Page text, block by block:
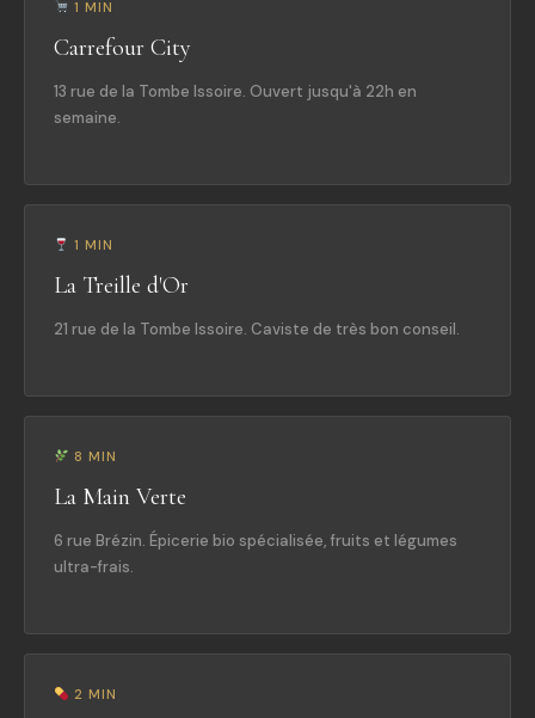
1 MIN
Carrefour City
13 rue de la Tombe Issoire. Ouvert jusqu'à 22h en
semaine.
1 MIN
La Treille d'Or
21 rue de la Tombe Issoire. Caviste de très bon conseil.
8 MIN
La Main Verte
6 rue Brézin. Épicerie bio spécialisée, fruits et légumes
ultra-frais.
2 MIN